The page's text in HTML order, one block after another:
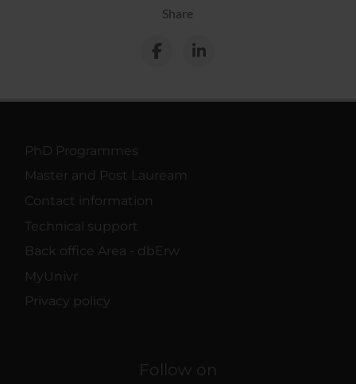
Share
PhD Programmes
Master and Post Lauream
Contact information
Technical support
Back office Area - dbErw
MyUnivr
Privacy policy
Follow on